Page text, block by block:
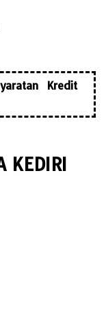
Kredit
KEDIRI